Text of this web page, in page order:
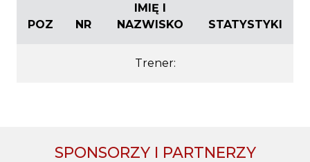
POZ NR
IMIĘ I
NAZWISKO
STATYSTYKI
Trener:
SPONSORZY I PARTNERZY